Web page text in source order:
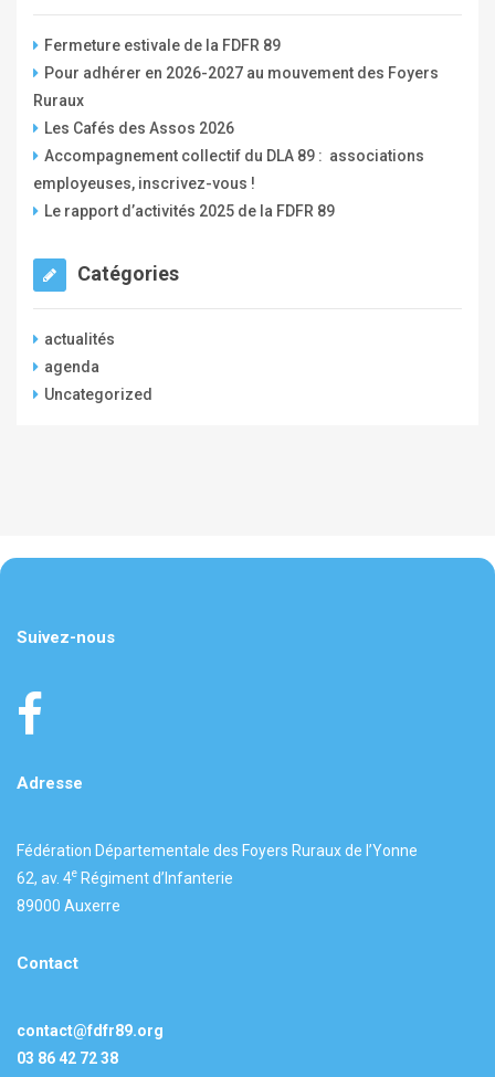
Fermeture estivale de la FDFR 89
Pour adhérer en 2026-2027 au mouvement des Foyers
Ruraux
Les Cafés des Assos 2026
Accompagnement collectif du DLA 89 : associations
employeuses, inscrivez-vous !
Le rapport d’activités 2025 de la FDFR 89
Catégories
actualités
agenda
Uncategorized
Suivez-nous
Adresse
Fédération Départementale des Foyers Ruraux de l’Yonne
62, av. 4e Régiment d’Infanterie
89000 Auxerre
Contact
contact@fdfr89.org
03 86 42 72 38